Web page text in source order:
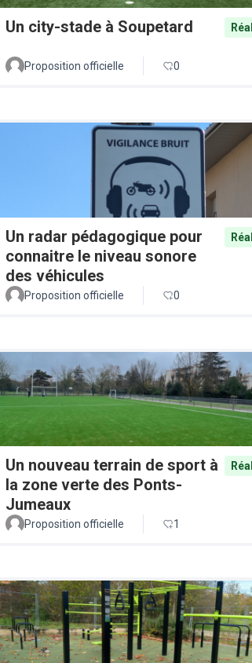
Un city-stade à Soupetard
Proposition officielle 0
Un radar pédagogique pour
connaitre le niveau sonore
des véhicules
Proposition officielle 0
Un nouveau terrain de sport à
la zone verte des Ponts-
Jumeaux
Proposition officielle 1